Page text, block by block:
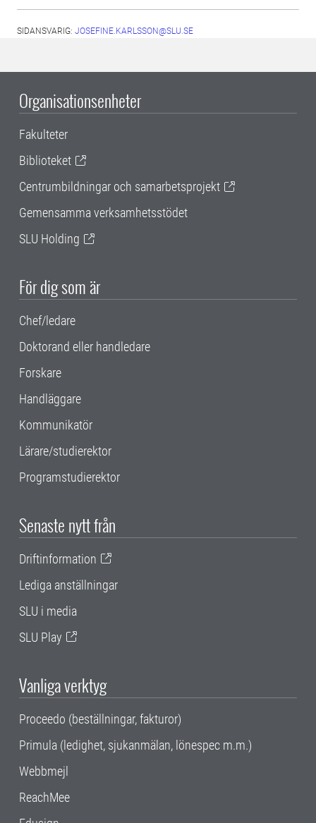
SIDANSVARIG: JOSEFINE.KARLSSON@SLU.SE
Organisationsenheter
Fakulteter
Biblioteket
Centrumbildningar och samarbetsprojekt
Gemensamma verksamhetsstödet
SLU Holding
För dig som är
Chef/ledare
Doktorand eller handledare
Forskare
Handläggare
Kommunikatör
Lärare/studierektor
Programstudierektor
Senaste nytt från
Driftinformation
Lediga anställningar
SLU i media
SLU Play
Vanliga verktyg
Proceedo (beställningar, fakturor)
Primula (ledighet, sjukanmälan, lönespec m.m.)
Webbmejl
ReachMee